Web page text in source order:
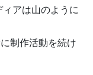
アは山のように
制作活動を続け